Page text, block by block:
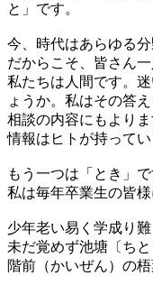
と」です。
今、時代はあらゆる
だからこそ、皆さん
私たちは人間です。
ょうか。私はその答
相談の内容にもより
情報はヒトが持って
もう一つは「とき」
私は毎年卒業生の皆
少年老い易く学成り
未だ覚めず池塘〔ち
階前（かいぜん）の